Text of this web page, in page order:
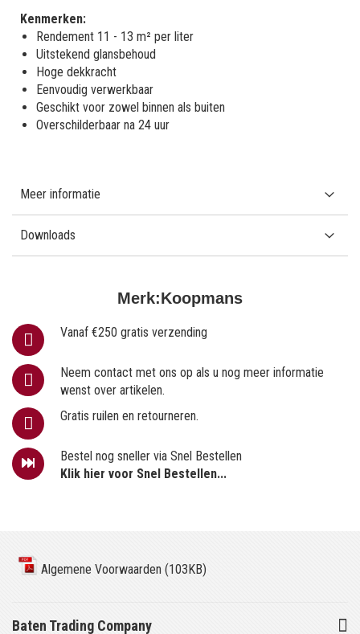
Merk:Koopmans
Vanaf €250 gratis verzending
Neem contact met ons op als u nog meer informatie
wenst over artikelen.
Gratis ruilen en retourneren.
Bestel nog sneller via Snel Bestellen
Klik hier voor Snel Bestellen...
Kenmerken:
Rendement 11 - 13 m² per liter
Uitstekend glansbehoud
Hoge dekkracht
Eenvoudig verwerkbaar
Geschikt voor zowel binnen als buiten
Overschilderbaar na 24 uur
Meer informatie
Downloads
Algemene Voorwaarden (103KB)
Baten Trading Company